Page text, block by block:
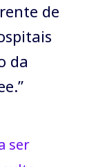
de
da
ser